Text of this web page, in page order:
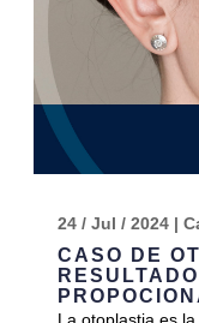
CASO DE
24 / Jul / 2024|
La otoplastia es